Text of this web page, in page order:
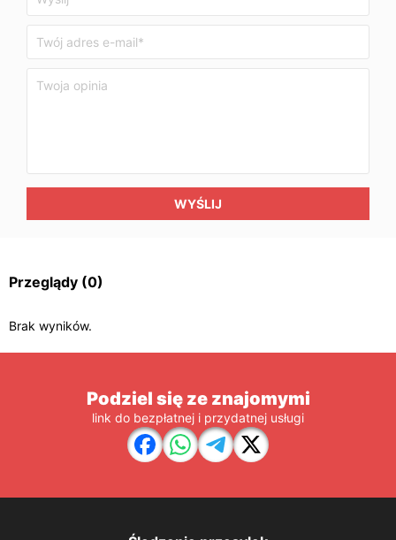
WYŚLIJ
Przeglądy (0)
Brak wyników.
Podziel się ze znajomymi
link do bezpłatnej i przydatnej usługi